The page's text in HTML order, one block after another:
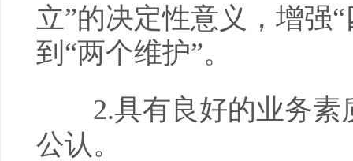
立”的决定性意义，增强
到“两个维护”。
2.具有良好的业务素
公认。